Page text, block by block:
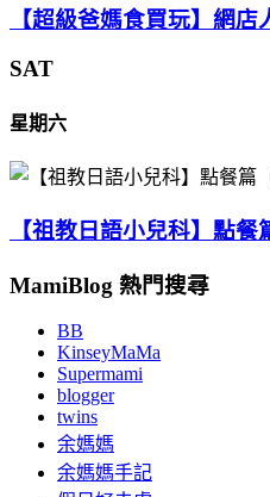
【超級爸媽食買玩】網
SAT
星期六
【祖教日語小兒科】點餐
MamiBlog 熱門搜尋
BB
KinseyMaMa
Supermami
blogger
twins
余媽媽
余媽媽手記